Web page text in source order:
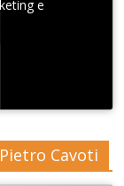
e
Cavoti